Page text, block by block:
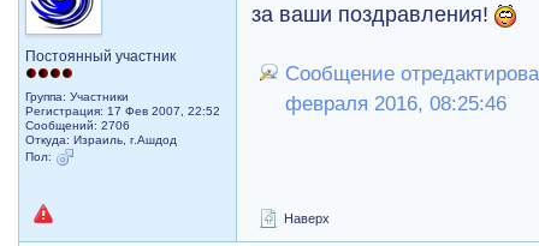
Постоянный участник
Группа: Участники
Регистрация: 17 Фев 2007, 22:52
Сообщений: 2706
Откуда: Израиль, г.Ашдод
Пол:
за ваши поздравления!
Сообщение
февраля 2016, 08:25:46
Наверх